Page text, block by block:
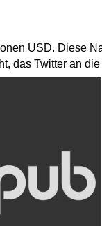
USD. Diese
das Twitter an